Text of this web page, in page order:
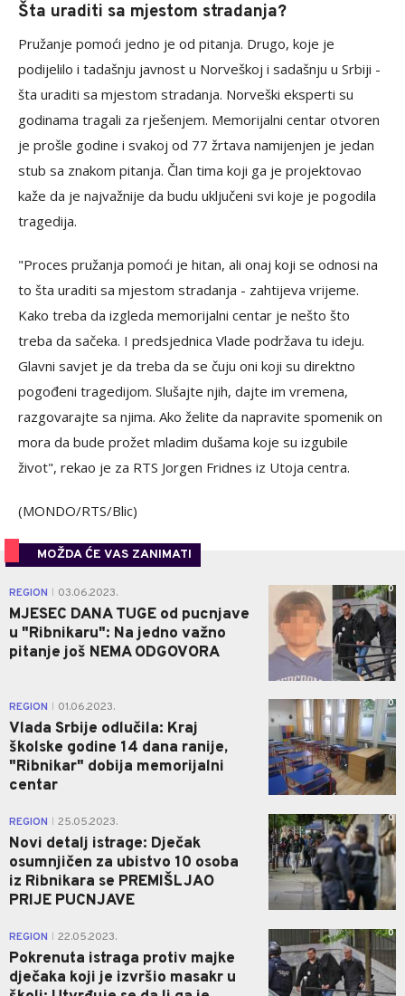
Šta uraditi sa mjestom stradanja?
Pružanje pomoći jedno je od pitanja. Drugo, koje je
podijelilo i tadašnju javnost u Norveškoj i sadašnju u Srbiji -
šta uraditi sa mjestom stradanja. Norveški eksperti su
godinama tragali za rješenjem. Memorijalni centar otvoren
je prošle godine i svakoj od 77 žrtava namijenjen je jedan
stub sa znakom pitanja. Član tima koji ga je projektovao
kaže da je najvažnije da budu uključeni svi koje je pogodila
tragedija.
"Proces pružanja pomoći je hitan, ali onaj koji se odnosi na
to šta uraditi sa mjestom stradanja - zahtijeva vrijeme.
Kako treba da izgleda memorijalni centar je nešto što
treba da sačeka. I predsjednica Vlade podržava tu ideju.
Glavni savjet je da treba da se čuju oni koji su direktno
pogođeni tragedijom. Slušajte njih, dajte im vremena,
razgovarajte sa njima. Ako želite da napravite spomenik on
mora da bude prožet mladim dušama koje su izgubile
život", rekao je za RTS Jorgen Fridnes iz Utoja centra.
(MONDO/RTS/Blic)
MOŽDA ĆE VAS ZANIMATI
REGION 03.06.2023.
MJESEC DANA TUGE od pucnjave
u "Ribnikaru": Na jedno važno
pitanje još NEMA ODGOVORA
0
REGION 01.06.2023.
Vlada Srbije odlučila: Kraj
školske godine 14 dana ranije,
"Ribnikar" dobija memorijalni
centar
0
REGION 25.05.2023.
Novi detalj istrage: Dječak
osumnjičen za ubistvo 10 osoba
iz Ribnikara se PREMIŠLJAO
PRIJE PUCNJAVE
0
REGION 22.05.2023.
Pokrenuta istraga protiv majke
dječaka koji je izvršio masakr u
0